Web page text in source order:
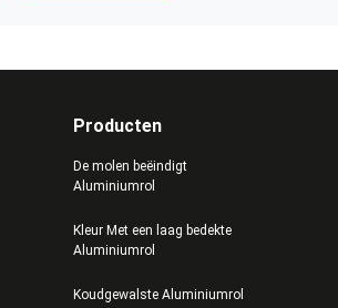
Producten
De molen beëindigt
Aluminiumrol
Kleur Met een laag bedekte
Aluminiumrol
Koudgewalste Aluminiumrol